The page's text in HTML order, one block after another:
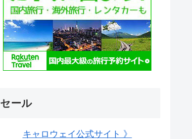
セール
キャロウェイ公式サイト 》